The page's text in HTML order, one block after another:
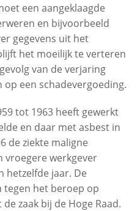
een aangeklaagde
en bijvoorbeeld
gegevens uit het
het moeilijk te verteren
van de verjaring
een schadevergoeding.
tot 1963 heeft gewerkt
en daar met asbest in
de ziekte maligne
vroegere werkgever
hetzelfde jaar. De
tegen het beroep op
zaak bij de Hoge Raad.